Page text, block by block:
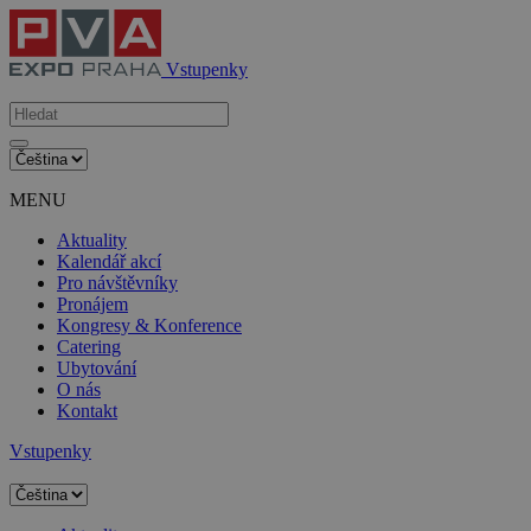
Vstupenky
MENU
Aktuality
Kalendář akcí
Pro návštěvníky
Pronájem
Kongresy & Konference
Catering
Ubytování
O nás
Kontakt
Vstupenky